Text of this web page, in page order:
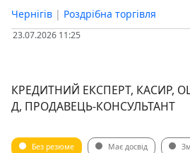
Чернігів | Роздрібна торгівля
23.07.2026 11:25
КРЕДИТНИЙ ЕКСПЕРТ, КАСИР,
Д, ПРОДАВЕЦЬ-КОНСУЛЬТАНТ
Без резюме Має досвід